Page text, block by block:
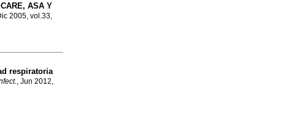
ASA Y
2005, vol.33,
respiratoria
, Jun 2012,